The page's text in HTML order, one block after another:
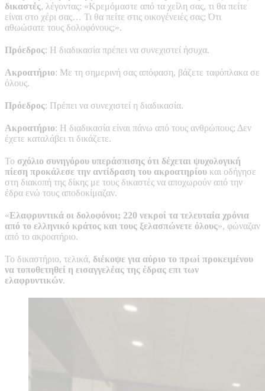
δικαστές, λέγοντας: «Κρεμόμαστε από τα χείλη σας, τι θα πείτε
είναι στο χέρι σας… Τι θα πείτε στις οικογένειές σας; Ότι
αθωώσατε τους δολοφόνους;».
Πρόεδρος: Η διαδικασία πρέπει να συνεχιστεί ήσυχα.
Ακροατήριο: Με τη σημερινή σας απόφαση, βάζετε ταφόπλακα σε
όλους.
Πρόεδρος: Πρέπει να συνεχιστεί η διαδικασία.
Ακροατήριο: Η διαδικασία είναι πάνω από τους ανθρώπους; Δεν
έχετε καταλάβει τι δικάζετε.
Το σχόλιο συνηγόρου υπεράσπισης ότι δέχεται ψυχολογική
πίεση προκάλεσε την αντίδραση του ακροατηρίου και οδήγησε
στη διακοπή της δίκης με τους δικαστές να αποχωρούν από την
έδρα ενώ τους αποδοκίμαζαν.
«Ελαφρυντικά οι δολοφόνοι; 220 νεκροί τα τελευταία χρόνια
από το ελληνικό κράτος και τους ξελασπώνετε όλους», φώναζαν
από το ακροατήριο.
Το δικαστήριο, τελικά, διέκοψε για αύριο το πρωί προκειμένου
να τοποθετηθεί η εισαγγελέας της έδρας επι των
ελαφρυντικών.